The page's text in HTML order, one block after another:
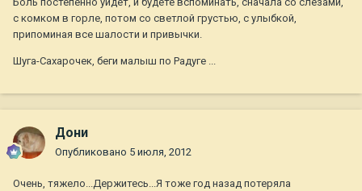
с комком в горле, потом со светлой грустью, с улыбкой,
припоминая все шалости и привычки.
Шуга-Сахарочек, беги малыш по Радуге ...
Дони
Опубликовано 5 июля, 2012
Очень, тяжело...Держитесь...Я тоже год назад потеряла